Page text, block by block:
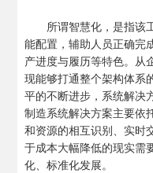
所谓智慧化，是指该
能配置，辅助人员正确完
产进度与履历等特色。从
现能够打通整个架构体系
平的不断进步，系统解决
制造系统解决方案主要依
和资源的相互识别、实时
于成本大幅降低的现实需
化、标准化发展。